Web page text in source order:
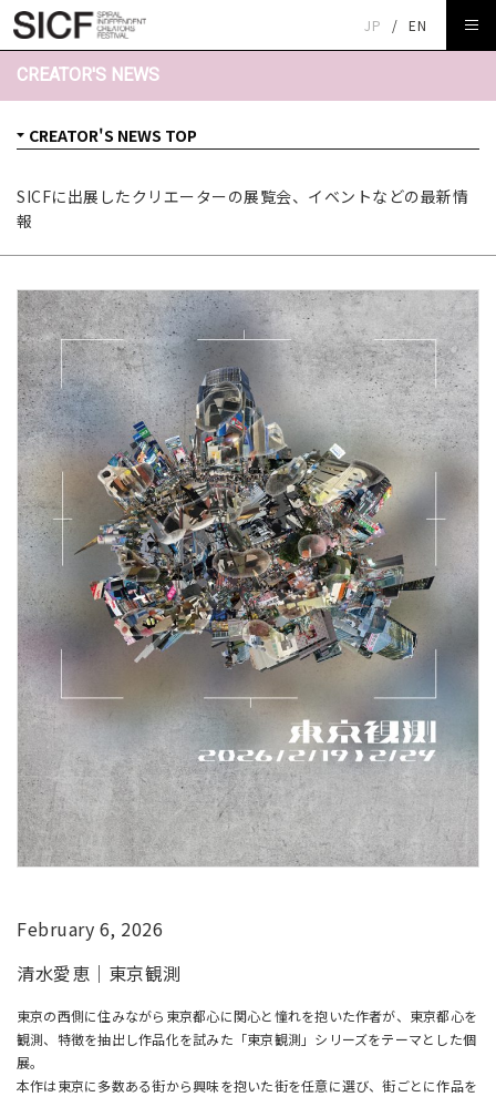
JP / EN
CREATOR'S NEWS
SICFに出展したクリエーターの展覧会、イベントなどの最新情
報
February 6, 2026
清水愛恵｜東京観測
東京の西側に住みながら東京都心に関心と憧れを抱いた作者が、東京都心を
観測、特徴を抽出し作品化を試みた「東京観測」シリーズをテーマとした個
展。
本作は東京に多数ある街から興味を抱いた街を任意に選び、街ごとに作品を